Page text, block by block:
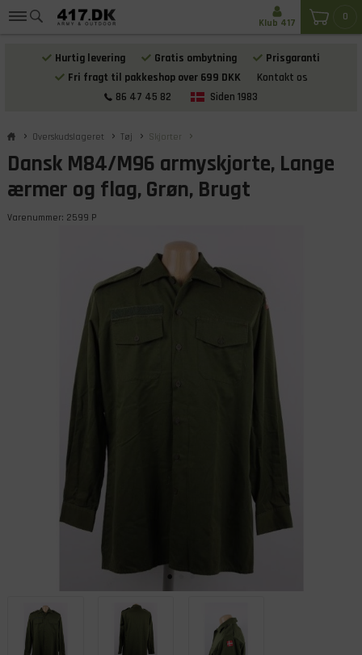
Hurtig levering Gratis ombytning
Prisgaranti
Fri fragt til pakkeshop over 699 DKK
Kontakt os
86 47 45 82
Siden 1983
0
Klub 417
Overskudslageret Tøj Skjorter
Dansk M84/M96 armyskjorte, Lange
ærmer og flag, Grøn, Brugt
Varenummer: 2599 P